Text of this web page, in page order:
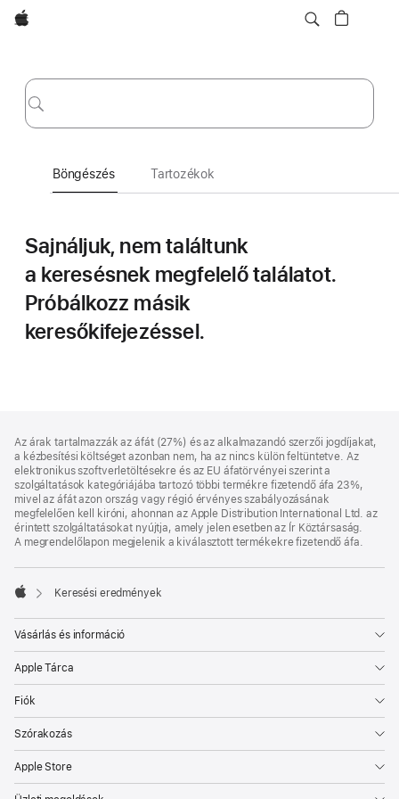
Apple
Küldés
Böngészés Tartozékok
Sajnáljuk, nem találtunk
a keresésnek megfelelő találatot.
Próbálkozz másik
keresőkifejezéssel.
Az árak tartalmazzák az áfát (27%) és az alkalmazandó szerzői jogdíjakat,
a kézbesítési költséget azonban nem, ha az nincs külön feltüntetve. Az
elektronikus szoftverletöltésekre és az EU áfatörvényei szerint a
szolgáltatások kategóriájába tartozó többi termékre fizetendő áfa 23%,
mivel az áfát azon ország vagy régió érvényes szabályozásának
megfelelően kell kiróni, ahonnan az Apple Distribution International Ltd. az
érintett szolgáltatásokat nyújtja, amely jelen esetben az Ír Köztársaság.
A megrendelőlapon megjelenik a kiválasztott termékekre fizetendő áfa.
Keresési eredmények
Vásárlás és információ
Apple Tárca
Fiók
Szórakozás
Apple Store